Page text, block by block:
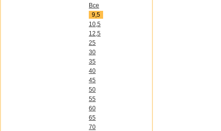
Все
9,5
10,5
12,5
25
30
35
40
45
50
55
60
65
70